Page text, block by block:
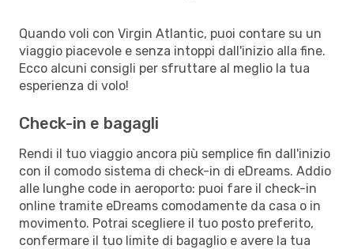
Quando voli con Virgin Atlantic, puoi contare su un
viaggio piacevole e senza intoppi dall'inizio alla fine.
Ecco alcuni consigli per sfruttare al meglio la tua
esperienza di volo!
Check-in e bagagli
Rendi il tuo viaggio ancora più semplice fin dall'inizio
con il comodo sistema di check-in di eDreams. Addio
alle lunghe code in aeroporto: puoi fare il check-in
online tramite eDreams comodamente da casa o in
movimento. Potrai scegliere il tuo posto preferito,
confermare il tuo limite di bagaglio e avere la tua